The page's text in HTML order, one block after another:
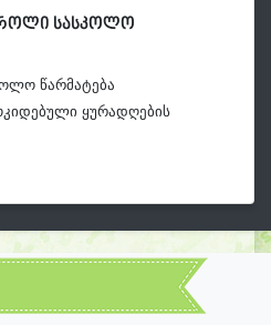
როლი სასკოლო
წარმატება
ყურადღების